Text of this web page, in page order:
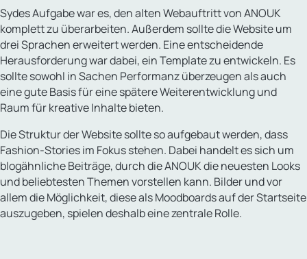
Sydes Aufgabe war es, den alten Webauftritt von ANOUK
komplett zu überarbeiten. Außerdem sollte die Website um
drei Sprachen erweitert werden. Eine entscheidende
Herausforderung war dabei, ein Template zu entwickeln. Es
sollte sowohl in Sachen Performanz überzeugen als auch
eine gute Basis für eine spätere Weiterentwicklung und
Raum für kreative Inhalte bieten.
Die Struktur der Website sollte so aufgebaut werden, dass
Fashion-Stories im Fokus stehen. Dabei handelt es sich um
blogähnliche Beiträge, durch die ANOUK die neuesten Looks
und beliebtesten Themen vorstellen kann. Bilder und vor
allem die Möglichkeit, diese als Moodboards auf der Startseite
auszugeben, spielen deshalb eine zentrale Rolle.